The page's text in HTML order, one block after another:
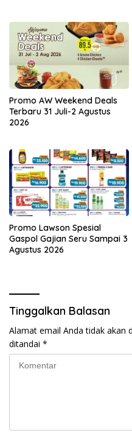
Promo AW Weekend Deals
Terbaru 31 Juli-2 Agustus
2026
Promo Lawson Spesial
Gaspol Gajian Seru Sampai 3
Agustus 2026
Tinggalkan Balasan
Alamat email Anda tidak akan
ditandai *